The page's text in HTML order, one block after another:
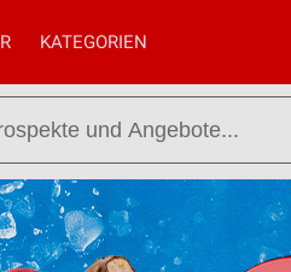
KATEGORIEN